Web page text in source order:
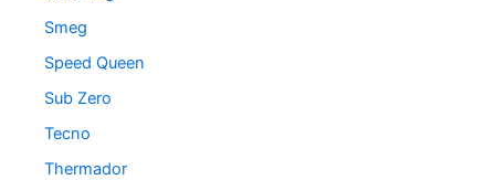
Smeg
Speed Queen
Sub Zero
Tecno
Thermador